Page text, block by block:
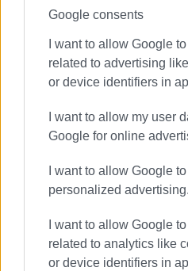
Google consents
I want to allow Google
related to advertising
or device identifiers in
I want to allow my user
Google for online
I want to allow Google
personalized advertising.
I want to allow Google
related to analytics like
or device identifiers in
απεργία
δεμένα τα πλοία
ΣΧΕΤΙΚA AΡΘΡΑ